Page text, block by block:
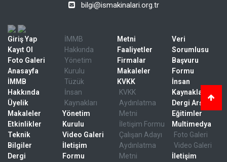
bilgi@ismakinalari.org.tr
Giriş Yap
Kayıt Ol
Foto Galeri
Anasayfa
İMMB
Hakkında
Üyelik
Makaleler
Etkinlikler
Teknik
Bilgiler
Dergi
İMMB
Hakkında
Yönetim
Kurulu
Tüzük
İnsan
Kaynakları
Yönetim
Kurulu
Video Galeri
İletişim
Formu
Metni
Faaliyetler
Firmalar
Makaleler
KVKK
KVKK
Aydınlatma
Metni
İletişim Formu
Çalışan Adayı
Aydınlatma
Metni
Veri
Sorumlusu
Başvuru
Formu
İnsan
Kaynakları
Dergi Arşivi
Eğitimler
Multimedya
Foto Galeri
Video Galeri
İletişim